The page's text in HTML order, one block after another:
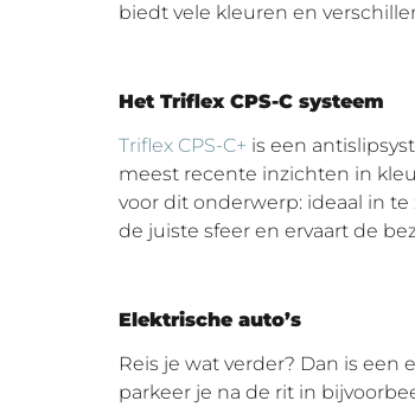
biedt vele kleuren en
Het Triflex CPS-C systeem
Triflex CPS-C+ is een
meest recente inzichten in
voor dit onderwerp: ideaal in
de juiste sfeer en ervaart de
Elektrische auto’s
Reis je wat verder? Dan is
parkeer je na de rit in